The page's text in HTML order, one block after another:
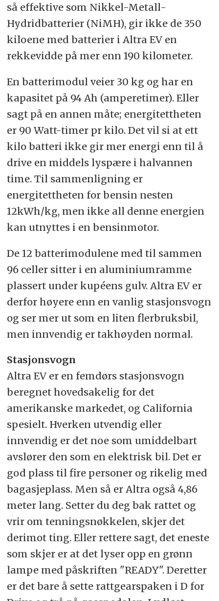
så effektive som Nikkel-Metall-
Hydridbatterier (NiMH), gir ikke de 350
kiloene med batterier i Altra EV en
rekkevidde på mer enn 190 kilometer.
En batterimodul veier 30 kg og har en
kapasitet på 94 Ah (amperetimer). Eller
sagt på en annen måte; energitettheten
er 90 Watt-timer pr kilo. Det vil si at ett
kilo batteri ikke gir mer energi enn til å
drive en middels lyspære i halvannen
time. Til sammenligning er
energitettheten for bensin nesten
12kWh/kg, men ikke all denne energien
kan utnyttes i en bensinmotor.
De 12 batterimodulene med til sammen
96 celler sitter i en aluminiumramme
plassert under kupéens gulv. Altra EV er
derfor høyere enn en vanlig stasjonsvogn
og ser mer ut som en liten flerbruksbil,
men innvendig er takhøyden normal.
Stasjonsvogn
Altra EV er en femdørs stasjonsvogn
beregnet hovedsakelig for det
amerikanske markedet, og California
spesielt. Hverken utvendig eller
innvendig er det noe som umiddelbart
avslører den som en elektrisk bil. Det er
god plass til fire personer og rikelig med
bagasjeplass. Men så er Altra også 4,86
meter lang. Setter du deg bak rattet og
vrir om tenningsnøkkelen, skjer det
derimot ting. Eller rettere sagt, det eneste
som skjer er at det lyser opp en grønn
lampe med påskriften "READY". Deretter
er det bare å sette rattgearspaken i D for